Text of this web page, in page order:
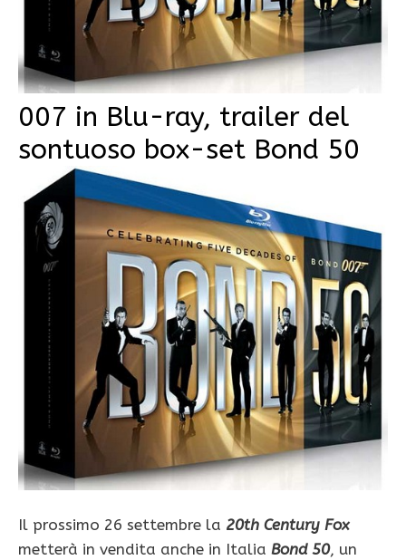
007 in Blu-ray, trailer del
sontuoso box-set Bond 50
Il prossimo 26 settembre la 20th Century Fox
metterà in vendita anche in Italia Bond 50, un